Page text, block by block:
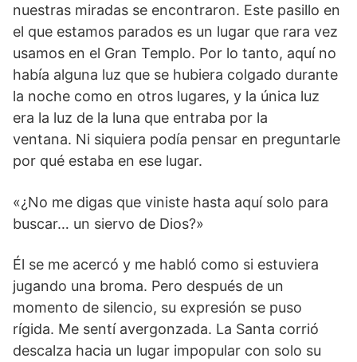
nuestras miradas se encontraron. Este pasillo en
el que estamos parados es un lugar que rara vez
usamos en el Gran Templo. Por lo tanto, aquí no
había alguna luz que se hubiera colgado durante
la noche como en otros lugares, y la única luz
era la luz de la luna que entraba por la
ventana. Ni siquiera podía pensar en preguntarle
por qué estaba en ese lugar.
«¿No me digas que viniste hasta aquí solo para
buscar… un siervo de Dios?»
Él se me acercó y me habló como si estuviera
jugando una broma. Pero después de un
momento de silencio, su expresión se puso
rígida. Me sentí avergonzada. La Santa corrió
descalza hacia un lugar impopular con solo su